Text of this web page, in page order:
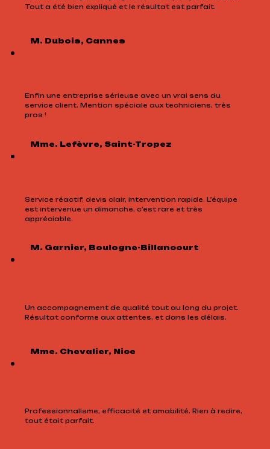
Tout a été bien expliqué et le résultat est parfait.
M. Dubois, Cannes
Enfin une entreprise sérieuse avec un vrai sens du
service client. Mention spéciale aux techniciens, très
pros !
Mme. Lefèvre, Saint-Tropez
Service réactif, devis clair, intervention rapide. L’équipe
est intervenue un dimanche, c’est rare et très
appréciable.
M. Garnier, Boulogne-Billancourt
Un accompagnement de qualité tout au long du projet.
Résultat conforme aux attentes, et dans les délais.
Mme. Chevalier, Nice
Professionnalisme, efficacité et amabilité. Rien à redire,
tout était parfait.